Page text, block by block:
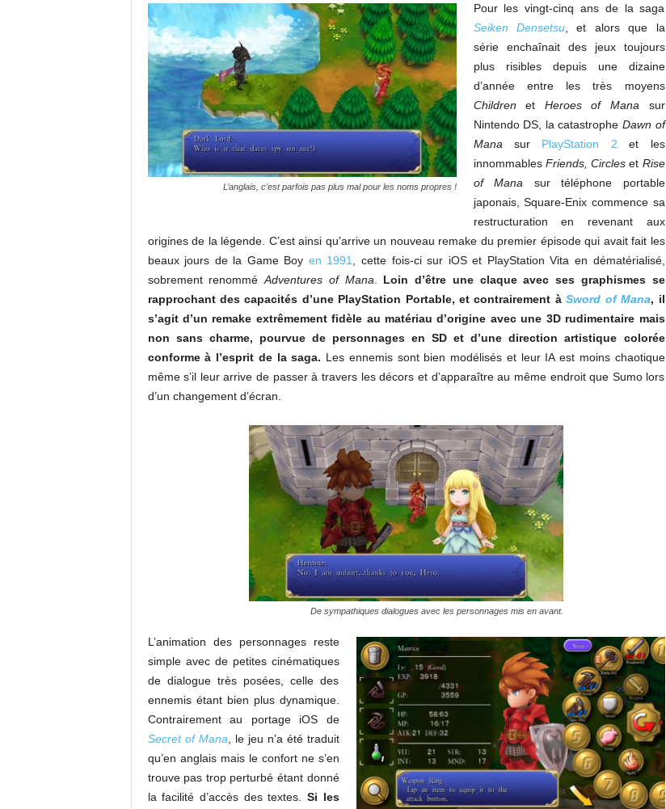
L’anglais, c’est parfois pas plus mal pour les noms propres !
Pour les vingt-cinq ans de la saga
Seiken Densetsu, et alors que la
série enchaînait des jeux toujours
plus risibles depuis une dizaine
d’année entre les très moyens
Children et Heroes of Mana sur
Nintendo DS, la catastrophe Dawn of
Mana sur PlayStation 2 et les
innommables Friends, Circles et Rise
of Mana sur téléphone portable
japonais, Square-Enix commence sa
restructuration en revenant aux
origines de la légende. C’est ainsi qu’arrive un nouveau remake du premier épisode qui avait fait les
beaux jours de la Game Boy en 1991
, cette fois-ci sur iOS et PlayStation Vita en dématérialisé,
sobrement renommé Adventures of Mana
Loin d’être une claque avec ses graphismes se
rapprochant des capacités d’une PlayStation Portable, et contrairement àSword of Mana, il
s’agit d’un remake extrêmement fidèle au matériau d’origine avec une 3D rudimentaire mais
non sans charme, pourvue de personnages en SD et d’une direction artistique colorée
conforme à l’esprit de la saga. Les ennemis sont bien modélisés et leur IA est moins chaotique
même s’il leur arrive de passer à travers les décors et d’apparaître au même endroit que Sumo lors
d’un changement d’écran.
De sympathiques dialogues avec les personnages mis en avant.
L’animation des personnages reste
simple avec de petites cinématiques
de dialogue très posées, celle des
ennemis étant bien plus dynamique.
Contrairement au portage iOS de
Secret of Mana , le jeu n’a été traduit
qu’en anglais mais le confort ne s’en
trouve pas trop perturbé étant donné
la facilité d’accès des textes. Si les